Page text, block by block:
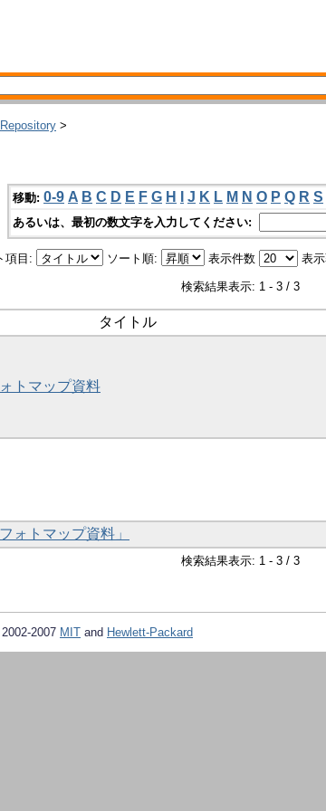
>
移動: 0-9 A B C D E F G H J K L M N O P Q R S
あるいは、最初の数文字を入力してください:
項目: ソート順: 表示件数 表
検索結果表示: 1 - 3 / 3
タイトル
トマップ資料
ォトマップ資料」
検索結果表示: 1 - 3 / 3
2007 MIT and Hewlett-Packard